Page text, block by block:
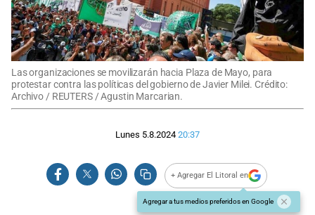
Las organizaciones se movilizarán hacia Plaza de Mayo, para
protestar contra las políticas del gobierno de Javier Milei. Crédito:
Archivo / REUTERS / Agustin Marcarian.
Lunes 5.8.2024 20:37
+ Agregar El Litoral en
Agregar a tus medios preferidos en Google